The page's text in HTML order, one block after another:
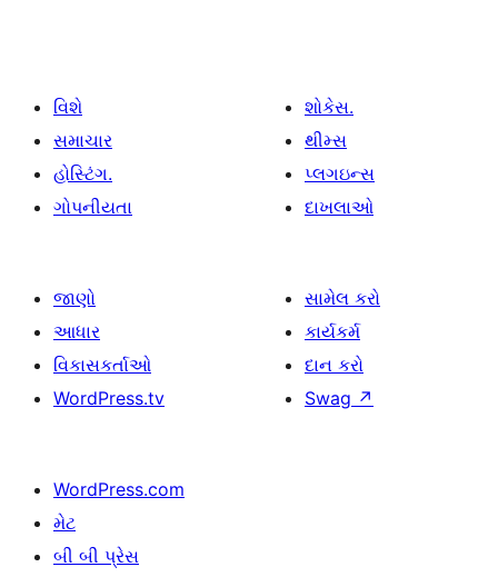
વિશે
સમાચાર
હોસ્ટિંગ.
ગોપનીયતા
શોકેસ.
થીમ્સ
પ્લગઇન્સ
દાખલાઓ
જાણો
આધાર
વિકાસકર્તાઓ
WordPress.tv
સામેલ કરો
કાર્યકર્મ
દાન કરો
Swag ↗
WordPress.com
મેટ
બી બી પ્રેસ